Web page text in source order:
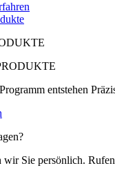
entstehen
wir Sie persönlich.